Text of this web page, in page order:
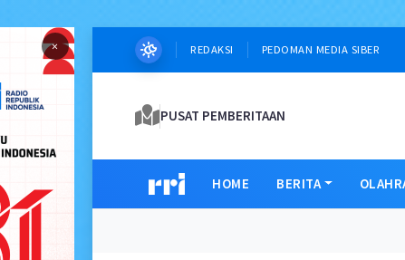
× REDAKSI PEDOMAN MEDIA SIBER
PUSAT PEMBERITAAN
HOME BERITA